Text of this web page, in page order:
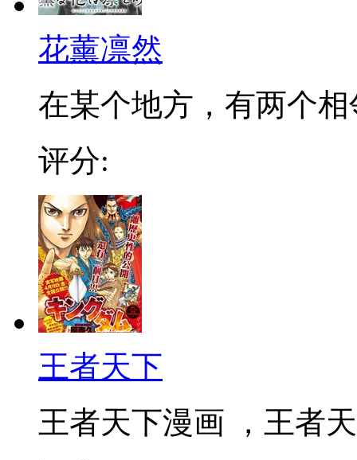
花薰凛然
在某个地方，有两个相
评分:
王者天下
王者天下漫画 ，王者